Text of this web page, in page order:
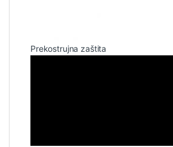
Prekostrujna zaštita